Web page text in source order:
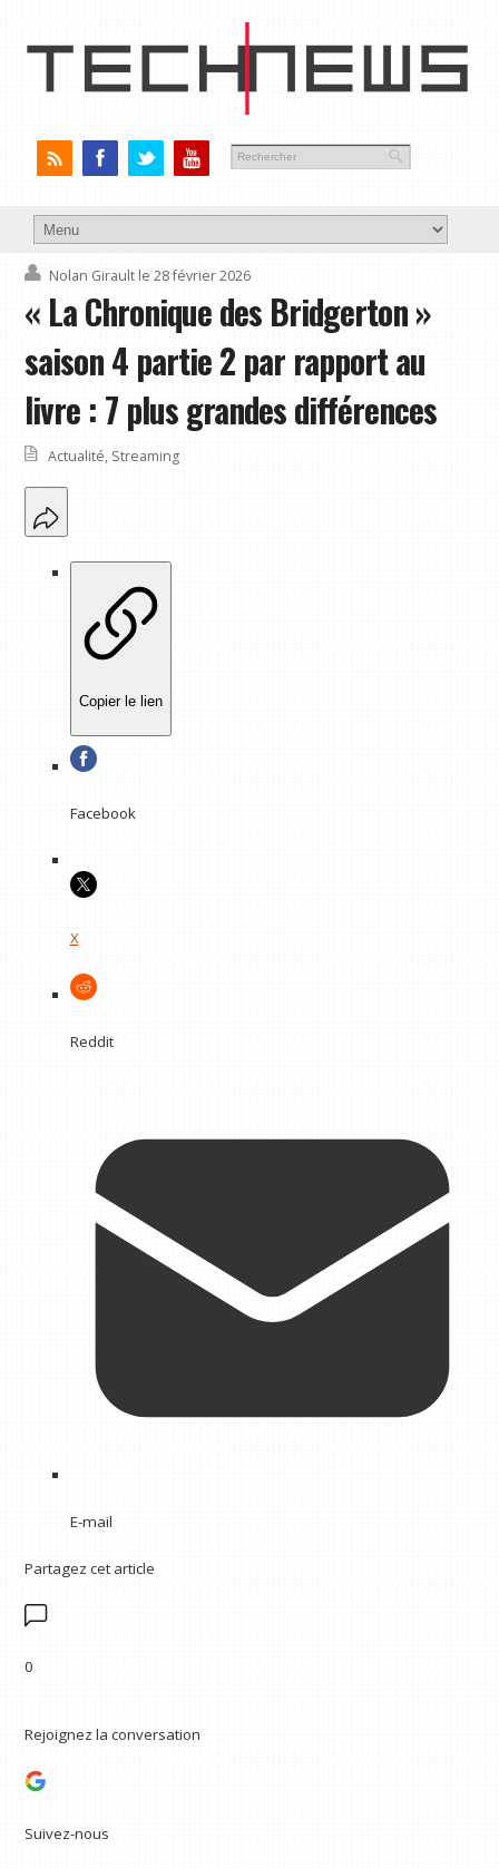
Nolan Girault le 28 février 2026
« La Chronique des Bridgerton »
saison 4 partie 2 par rapport au
livre : 7 plus grandes différences
Actualité, Streaming
Copier le lien
Facebook
X
Reddit
E-mail
Partagez cet article
0
Rejoignez la conversation
Suivez-nous